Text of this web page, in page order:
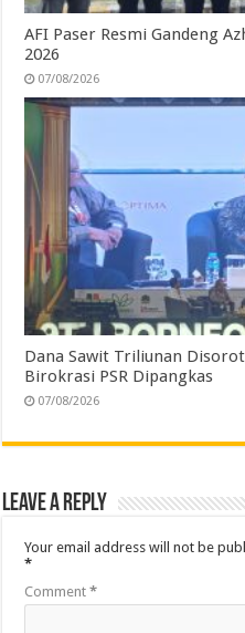
AFI Paser Resmi Gandeng
2026
07/08/2026
Dana Sawit Triliunan
Birokrasi PSR Dipangkas
07/08/2026
Leave a Reply
Your email address will not be
*
Comment*